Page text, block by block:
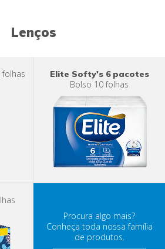
Lenços
Elite Softy's 6 pacotes
Bolso 10 folhas
Procura algo mais?
Conheça toda nossa família
de produtos.